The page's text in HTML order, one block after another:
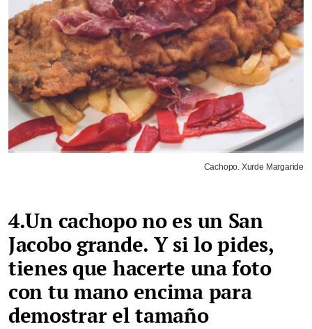
Cachopo. Xurde Margaride
4.Un cachopo no es un San
Jacobo grande. Y si lo pides,
tienes que hacerte una foto
con tu mano encima para
demostrar el tamaño